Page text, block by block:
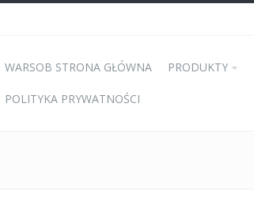
WARSOB STRONA GŁÓWNA PRODUKTY
POLITYKA PRYWATNOŚCI